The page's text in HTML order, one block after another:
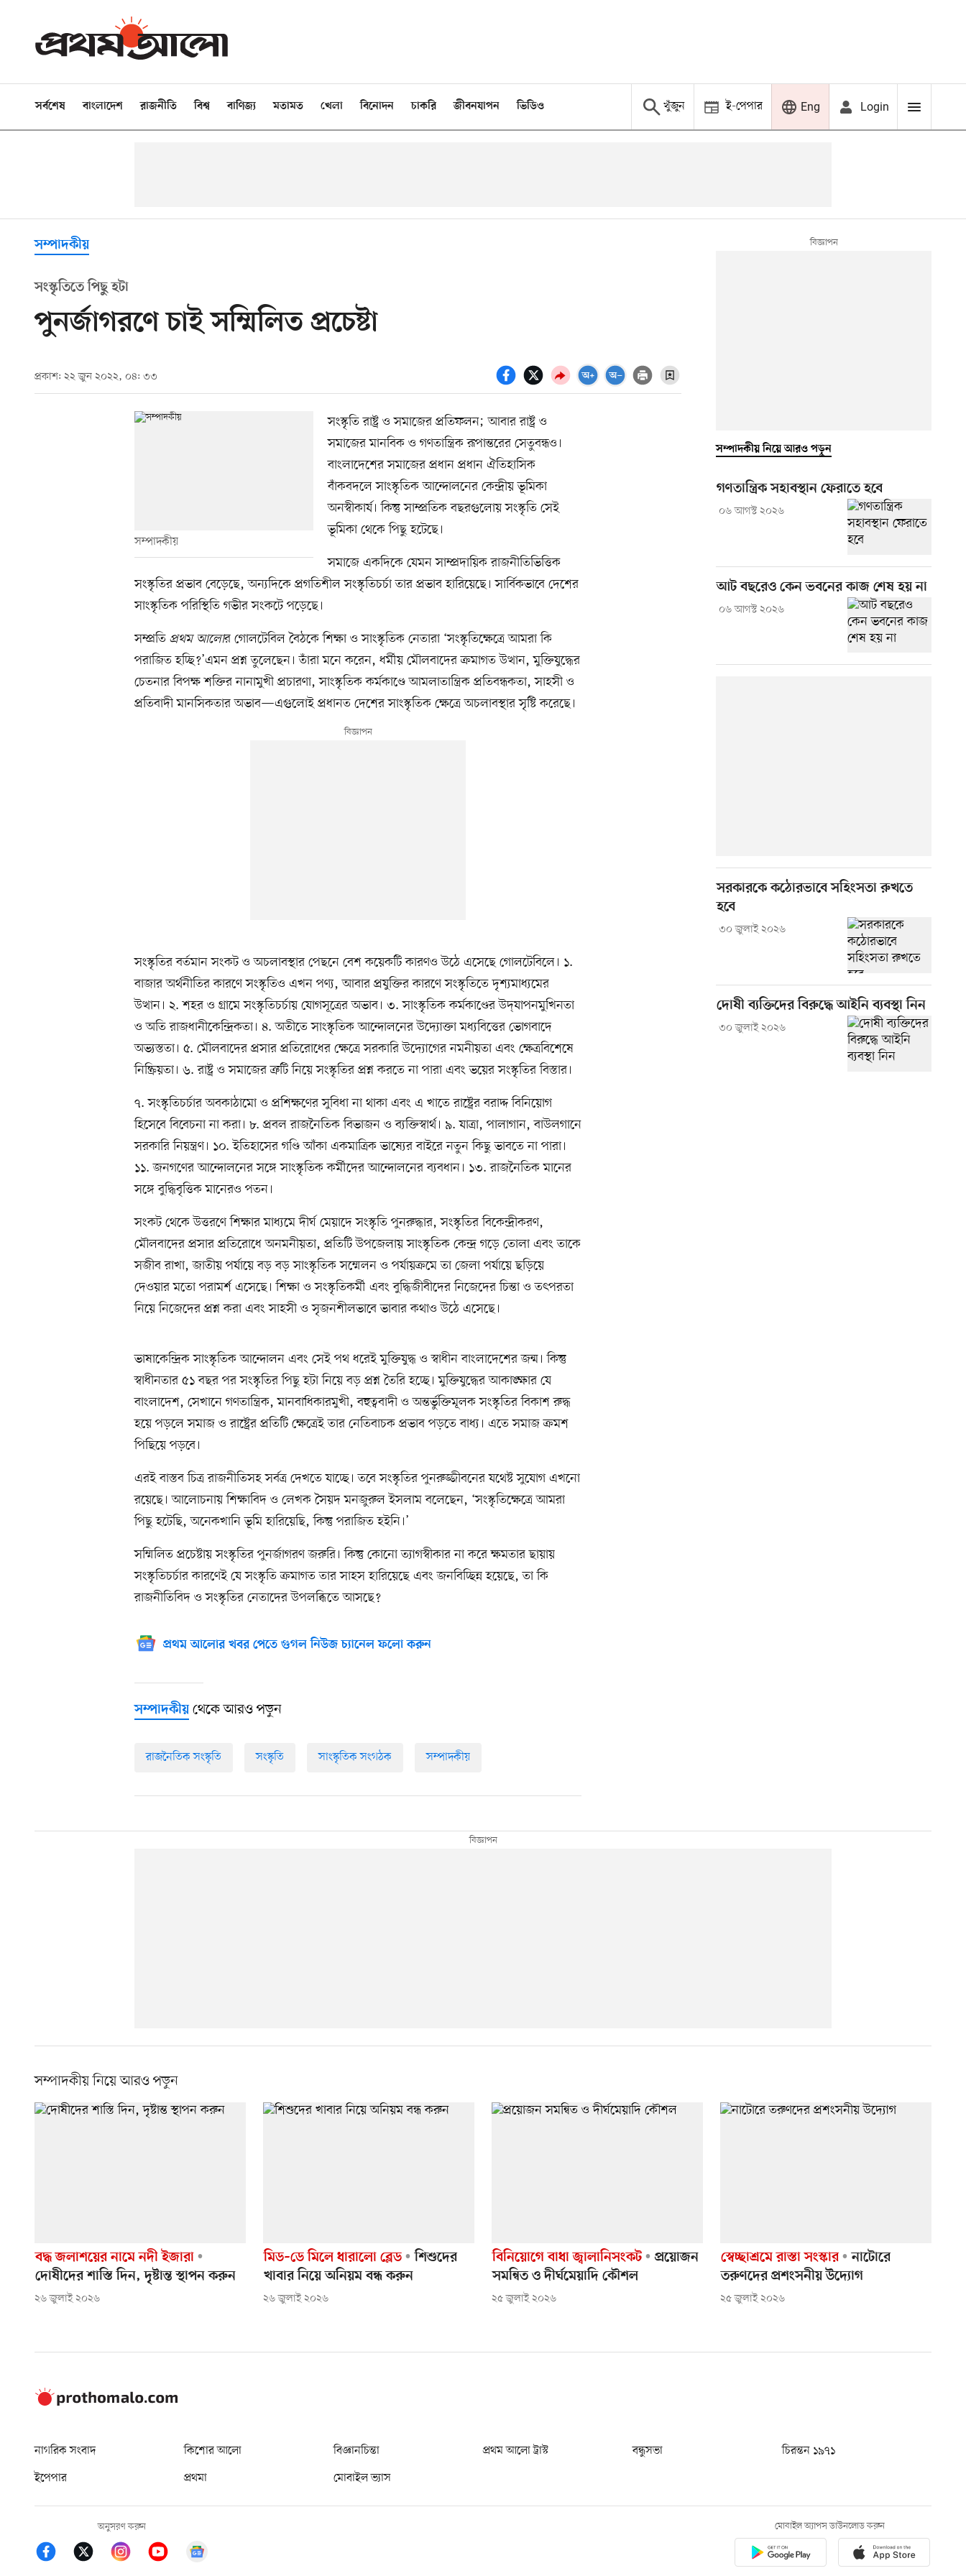
সর্বশেষ বাংলাদেশ রাজনীতি বিশ্ব বাণিজ্য মতামত খেলা বিনোদন চাকরি জীবনযাপন ভিডিও খুঁজুন ই-পেপার Eng Login
সম্পাদকীয়
সংস্কৃতিতে পিছু হটা
পুনর্জাগরণে চাই সম্মিলিত প্রচেষ্টা
প্রকাশ: ২২ জুন ২০২২, ০৪: ৩৩
সম্পাদকীয়
সংস্কৃতি রাষ্ট্র ও সমাজের প্রতিফলন; আবার রাষ্ট্র ও
সমাজের মানবিক ও গণতান্ত্রিক রূপান্তরের সেতুবন্ধও।
বাংলাদেশের সমাজের প্রধান প্রধান ঐতিহাসিক
বাঁকবদলে সাংস্কৃতিক আন্দোলনের কেন্দ্রীয় ভূমিকা
অনস্বীকার্য। কিন্তু সাম্প্রতিক বছরগুলোয় সংস্কৃতি সেই
ভূমিকা থেকে পিছু হটেছে।
সমাজে একদিকে যেমন সাম্প্রদায়িক রাজনীতিভিত্তিক
সংস্কৃতির প্রভাব বেড়েছে, অন্যদিকে প্রগতিশীল সংস্কৃতিচর্চা তার প্রভাব হারিয়েছে। সার্বিকভাবে দেশের
সাংস্কৃতিক পরিস্থিতি গভীর সংকটে পড়েছে।
সম্প্রতি প্রথম আলোর গোলটেবিল বৈঠকে শিক্ষা ও সাংস্কৃতিক নেতারা ‘সংস্কৃতিক্ষেত্রে আমরা কি
পরাজিত হচ্ছি?’এমন প্রশ্ন তুলেছেন। তাঁরা মনে করেন, ধর্মীয় মৌলবাদের ক্রমাগত উত্থান, মুক্তিযুদ্ধের
চেতনার বিপক্ষ শক্তির নানামুখী প্রচারণা, সাংস্কৃতিক কর্মকাণ্ডে আমলাতান্ত্রিক প্রতিবন্ধকতা, সাহসী ও
প্রতিবাদী মানসিকতার অভাব—এগুলোই প্রধানত দেশের সাংস্কৃতিক ক্ষেত্রে অচলাবস্থার সৃষ্টি করেছে।
সংস্কৃতির বর্তমান সংকট ও অচলাবস্থার পেছনে বেশ কয়েকটি কারণও উঠে এসেছে গোলটেবিলে। ১.
বাজার অর্থনীতির কারণে সংস্কৃতিও এখন পণ্য, আবার প্রযুক্তির কারণে সংস্কৃতিতে দৃশ্যমাধ্যমের
উত্থান। ২. শহর ও গ্রামে সংস্কৃতিচর্চায় যোগসূত্রের অভাব। ৩. সাংস্কৃতিক কর্মকাণ্ডের উদ্‌যাপনমুখিনতা
ও অতি রাজধানীকেন্দ্রিকতা। ৪. অতীতে সাংস্কৃতিক আন্দোলনের উদ্যোক্তা মধ্যবিত্তের ভোগবাদে
অভ্যস্ততা। ৫. মৌলবাদের প্রসার প্রতিরোধের ক্ষেত্রে সরকারি উদ্যোগের নমনীয়তা এবং ক্ষেত্রবিশেষে
নিষ্ক্রিয়তা। ৬. রাষ্ট্র ও সমাজের ত্রুটি নিয়ে সংস্কৃতির প্রশ্ন করতে না পারা এবং ভয়ের সংস্কৃতির বিস্তার।
৭. সংস্কৃতিচর্চার অবকাঠামো ও প্রশিক্ষণের সুবিধা না থাকা এবং এ খাতে রাষ্ট্রের বরাদ্দ বিনিয়োগ
হিসেবে বিবেচনা না করা। ৮. প্রবল রাজনৈতিক বিভাজন ও ব্যক্তিস্বার্থ। ৯. যাত্রা, পালাগান, বাউলগানে
সরকারি নিয়ন্ত্রণ। ১০. ইতিহাসের গণ্ডি আঁকা একমাত্রিক ভাষ্যের বাইরে নতুন কিছু ভাবতে না পারা।
১১. জনগণের আন্দোলনের সঙ্গে সাংস্কৃতিক কর্মীদের আন্দোলনের ব্যবধান। ১৩. রাজনৈতিক মানের
সঙ্গে বুদ্ধিবৃত্তিক মানেরও পতন।
সংকট থেকে উত্তরণে শিক্ষার মাধ্যমে দীর্ঘ মেয়াদে সংস্কৃতি পুনরুদ্ধার, সংস্কৃতির বিকেন্দ্রীকরণ,
মৌলবাদের প্রসার প্রতিরোধে অনমনীয়তা, প্রতিটি উপজেলায় সাংস্কৃতিক কেন্দ্র গড়ে তোলা এবং তাকে
সজীব রাখা, জাতীয় পর্যায়ে বড় বড় সাংস্কৃতিক সম্মেলন ও পর্যায়ক্রমে তা জেলা পর্যায়ে ছড়িয়ে
দেওয়ার মতো পরামর্শ এসেছে। শিক্ষা ও সংস্কৃতিকর্মী এবং বুদ্ধিজীবীদের নিজেদের চিন্তা ও তৎপরতা
নিয়ে নিজেদের প্রশ্ন করা এবং সাহসী ও সৃজনশীলভাবে ভাবার কথাও উঠে এসেছে।
ভাষাকেন্দ্রিক সাংস্কৃতিক আন্দোলন এবং সেই পথ ধরেই মুক্তিযুদ্ধ ও স্বাধীন বাংলাদেশের জন্ম। কিন্তু
স্বাধীনতার ৫১ বছর পর সংস্কৃতির পিছু হটা নিয়ে বড় প্রশ্ন তৈরি হচ্ছে। মুক্তিযুদ্ধের আকাঙ্ক্ষার যে
বাংলাদেশ, সেখানে গণতান্ত্রিক, মানবাধিকারমুখী, বহুত্ববাদী ও অন্তর্ভুক্তিমূলক সংস্কৃতির বিকাশ রুদ্ধ
হয়ে পড়লে সমাজ ও রাষ্ট্রের প্রতিটি ক্ষেত্রেই তার নেতিবাচক প্রভাব পড়তে বাধ্য। এতে সমাজ ক্রমশ
পিছিয়ে পড়বে।
এরই বাস্তব চিত্র রাজনীতিসহ সর্বত্র দেখতে যাচ্ছে। তবে সংস্কৃতির পুনরুজ্জীবনের যথেষ্ট সুযোগ এখনো
রয়েছে। আলোচনায় শিক্ষাবিদ ও লেখক সৈয়দ মনজুরুল ইসলাম বলেছেন, ‘সংস্কৃতিক্ষেত্রে আমরা
পিছু হটেছি, অনেকখানি ভূমি হারিয়েছি, কিন্তু পরাজিত হইনি।’
সম্মিলিত প্রচেষ্টায় সংস্কৃতির পুনর্জাগরণ জরুরি। কিন্তু কোনো ত্যাগস্বীকার না করে ক্ষমতার ছায়ায়
সংস্কৃতিচর্চার কারণেই যে সংস্কৃতি ক্রমাগত তার সাহস হারিয়েছে এবং জনবিচ্ছিন্ন হয়েছে, তা কি
রাজনীতিবিদ ও সংস্কৃতির নেতাদের উপলব্ধিতে আসছে?
প্রথম আলোর খবর পেতে গুগল নিউজ চ্যানেল ফলো করুন
সম্পাদকীয়থেকে আরও পড়ুন
রাজনৈতিক সংস্কৃতি সংস্কৃতি সাংস্কৃতিক সংগঠক সম্পাদকীয়
সম্পাদকীয় নিয়ে আরও পড়ুন
গণতান্ত্রিক সহাবস্থান ফেরাতে হবে
০৬ আগস্ট ২০২৬
আট বছরেও কেন ভবনের কাজ শেষ হয় না
০৬ আগস্ট ২০২৬
সরকারকে কঠোরভাবে সহিংসতা রুখতে
হবে
৩০ জুলাই ২০২৬
দোষী ব্যক্তিদের বিরুদ্ধে আইনি ব্যবস্থা নিন
৩০ জুলাই ২০২৬
সম্পাদকীয় নিয়ে আরও পড়ুন
বদ্ধ জলাশয়ের নামে নদী ইজারা
দোষীদের শাস্তি দিন, দৃষ্টান্ত স্থাপন করুন
২৬ জুলাই ২০২৬
মিড–ডে মিলে ধারালো ব্লেড
শিশুদের
খাবার নিয়ে অনিয়ম বন্ধ করুন
২৬ জুলাই ২০২৬
বিনিয়োগে বাধা জ্বালানিসংকট
প্রয়োজন
সমন্বিত ও দীর্ঘমেয়াদি কৌশল
২৫ জুলাই ২০২৬
স্বেচ্ছাশ্রমে রাস্তা সংস্কার
নাটোরে
তরুণদের প্রশংসনীয় উদ্যোগ
২৫ জুলাই ২০২৬
নাগরিক সংবাদ কিশোর আলো বিজ্ঞানচিন্তা প্রথম আলো ট্রাস্ট বন্ধুসভা
চিরন্তন ১৯৭১
ইপেপার
প্রথমা মোবাইল ভ্যাস
অনুসরণ করুন মোবাইল অ্যাপস ডাউনলোড করুন